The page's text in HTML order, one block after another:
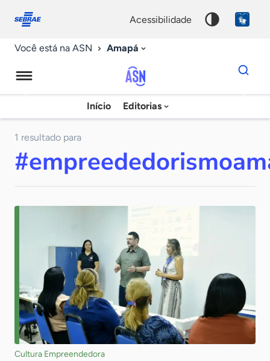
conosco
acessibilidade
Você está na ASN Amapá
Agência
Sebrae
Notícias
Início Editorias
Dados
para
chave
1 resultado para
Cultura Empreendedora